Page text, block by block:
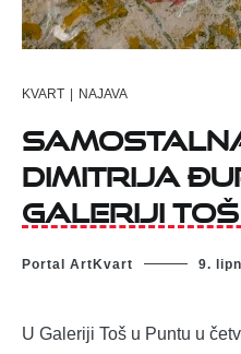
KVART NAJAVA
Dimitrija
Galeriji
Portal ArtKvart 9.
U Galeriji Toš u Puntu u